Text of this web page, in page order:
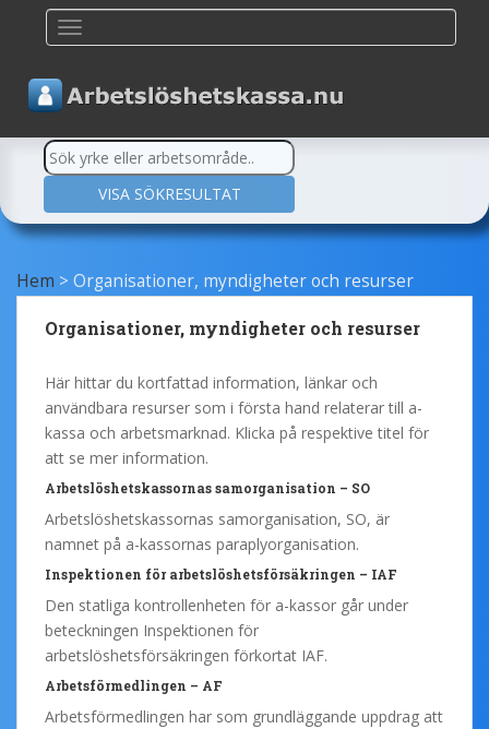
Hem > Organisationer, myndigheter och resurser
Organisationer, myndigheter och resurser
Här hittar du kortfattad information, länkar och
användbara resurser som i första hand relaterar till a-
kassa och arbetsmarknad. Klicka på respektive titel för
att se mer information.
Arbetslöshetskassornas samorganisation – SO
Arbetslöshetskassornas samorganisation, SO, är
namnet på a-kassornas paraplyorganisation.
Inspektionen för arbetslöshetsförsäkringen – IAF
Den statliga kontrollenheten för a-kassor går under
beteckningen Inspektionen för
arbetslöshetsförsäkringen förkortat IAF.
Arbetsförmedlingen – AF
Arbetsförmedlingen har som grundläggande uppdrag att